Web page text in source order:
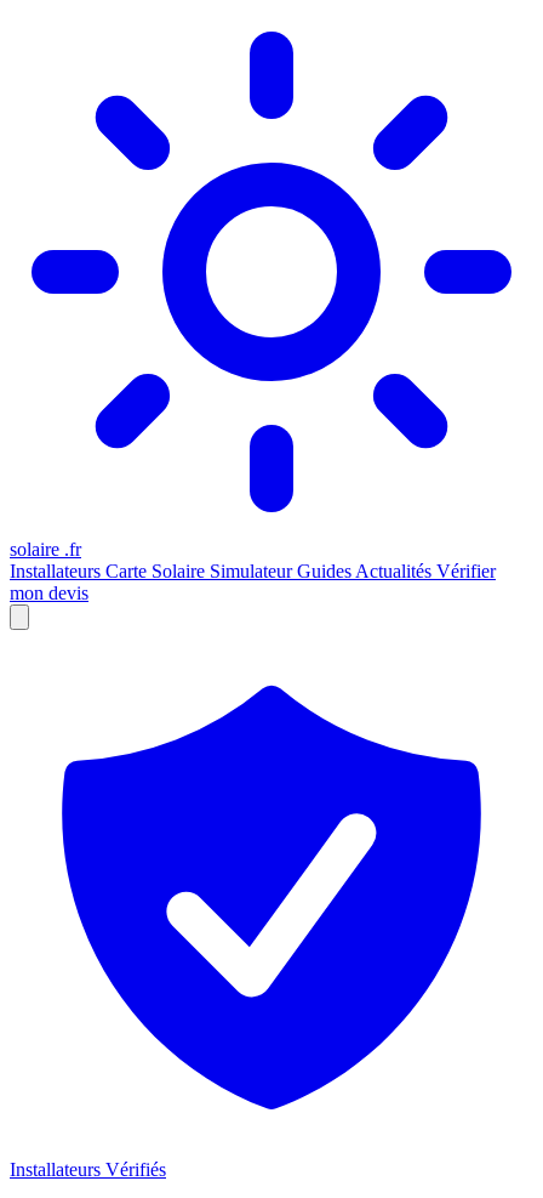
solaire .fr
Installateurs Carte Solaire SimulateurGuides Actualités Vérifier
mon devis
Installateurs Vérifiés